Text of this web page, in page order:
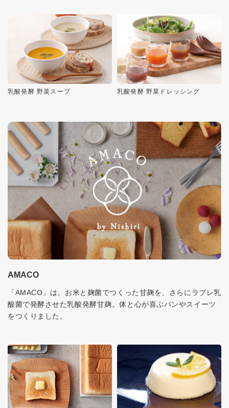
乳酸発酵 野菜スープ 乳酸発酵 野菜ドレッシング
AMACO
「AMACO」は、お米と麹菌でつくった甘麹を、さらにラブレ乳
酸菌で発酵させた乳酸発酵甘麹。体と心が喜ぶパンやスイーツ
をつくりました。